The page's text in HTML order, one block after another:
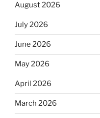
August 2026
July 2026
June 2026
May 2026
April 2026
March 2026